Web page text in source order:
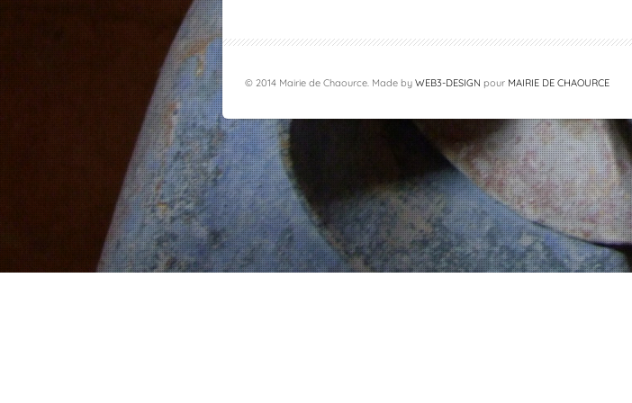
© 2014 Mairie de Chaource. Made by WEB3-DESIGN pour MAIRIE DE CHAOURCE